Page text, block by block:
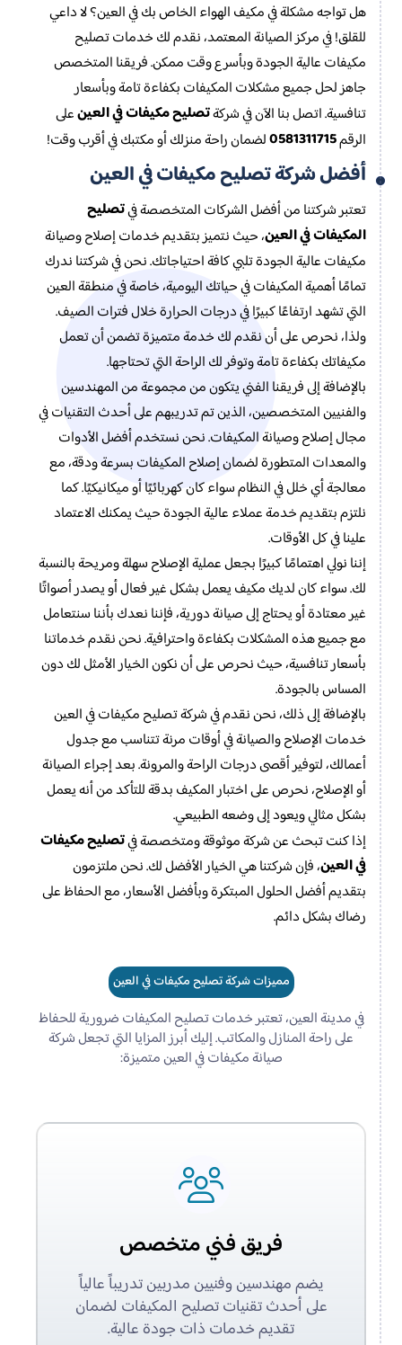
هل تواجه مشكلة في مكيف الهواء الخاص بك في العين؟ لا داعي
للقلق! في مركز الصيانة المعتمد، نقدم لك خدمات تصليح
مكيفات عالية الجودة وبأسرع وقت ممكن. فريقنا المتخصص
جاهز لحل جميع مشكلات المكيفات بكفاءة تامة وبأسعار
تنافسية. اتصل بنا الآن في شركةتصليح مكيفات في العينعلى
الرقم0581311715لضمان راحة منزلك أو مكتبك في أقرب وقت!
أفضل شركة تصليح مكيفات في العين
تعتبر شركتنا من أفضل الشركات المتخصصة فيتصليح
المكيفات في العين، حيث نتميز بتقديم خدمات إصلاح وصيانة
مكيفات عالية الجودة تلبي كافة احتياجاتك. نحن في شركتنا ندرك
تمامًا أهمية المكيفات في حياتك اليومية، خاصة في منطقة العين
التي تشهد ارتفاعًا كبيرًا في درجات الحرارة خلال فترات الصيف.
ولذا، نحرص على أن نقدم لك خدمة متميزة تضمن أن تعمل
مكيفاتك بكفاءة تامة وتوفر لك الراحة التي تحتاجها.
بالإضافة إلى فريقنا الفني يتكون من مجموعة من المهندسين
والفنيين المتخصصين، الذين تم تدريبهم على أحدث التقنيات في
مجال إصلاح وصيانة المكيفات. نحن نستخدم أفضل الأدوات
والمعدات المتطورة لضمان إصلاح المكيفات بسرعة ودقة، مع
معالجة أي خلل في النظام سواء كان كهربائيًا أو ميكانيكيًا. كما
نلتزم بتقديم خدمة عملاء عالية الجودة حيث يمكنك الاعتماد
علينا في كل الأوقات.
إننا نولي اهتمامًا كبيرًا بجعل عملية الإصلاح سهلة ومريحة بالنسبة
لك. سواء كان لديك مكيف يعمل بشكل غير فعال أو يصدر أصواتًا
غير معتادة أو يحتاج إلى صيانة دورية، فإننا نعدك بأننا سنتعامل
مع جميع هذه المشكلات بكفاءة واحترافية. نحن نقدم خدماتنا
بأسعار تنافسية، حيث نحرص على أن نكون الخيار الأمثل لك دون
المساس بالجودة.
بالإضافة إلى ذلك، نحن نقدم في شركة تصليح مكيفات في العين
خدمات الإصلاح والصيانة في أوقات مرنة تتناسب مع جدول
أعمالك، لتوفير أقصى درجات الراحة والمرونة. بعد إجراء الصيانة
أو الإصلاح، نحرص على اختبار المكيف بدقة للتأكد من أنه يعمل
بشكل مثالي ويعود إلى وضعه الطبيعي.
إذا كنت تبحث عن شركة موثوقة ومتخصصة فيتصليح مكيفات
في العين، فإن شركتنا هي الخيار الأفضل لك. نحن ملتزمون
بتقديم أفضل الحلول المبتكرة وبأفضل الأسعار، مع الحفاظ على
رضاك بشكل دائم.
مميزات شركة تصليح مكيفات في العين
في مدينة العين، تعتبر خدمات تصليح المكيفات ضرورية للحفاظ
على راحة المنازل والمكاتب. إليك أبرز المزايا التي تجعل شركة
صيانة مكيفات في العين متميزة:
فريق فني متخصص
يضم مهندسين وفنيين مدربين تدريباً عالياً
على أحدث تقنيات تصليح المكيفات لضمان
تقديم خدمات ذات جودة عالية.